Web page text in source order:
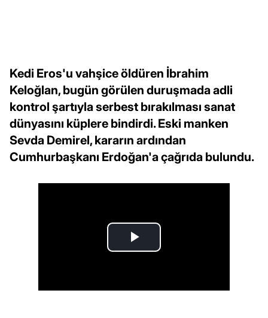
Kedi Eros'u vahşice öldüren İbrahim
Keloğlan, bugün görülen duruşmada adli
kontrol şartıyla serbest bırakılması sanat
dünyasını küplere bindirdi. Eski manken
Sevda Demirel, kararın ardından
Cumhurbaşkanı Erdoğan'a çağrıda bulundu.